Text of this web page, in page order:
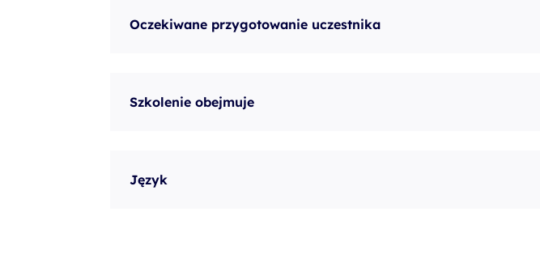
Oczekiwane przygotowanie uczestnika
Szkolenie obejmuje
Język